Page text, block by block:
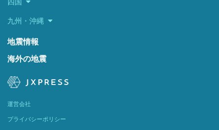
九州・沖縄
地震情報
海外の地震
運営会社
プライバシーポリシー